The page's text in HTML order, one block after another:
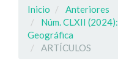
página
Inicio
Anteriores
Núm. CLXII
Geográfica
ARTÍCULOS